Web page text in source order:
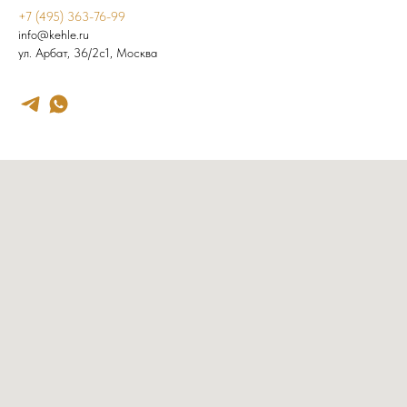
+7 (495) 363-76-99
info@kehle.ru
ул. Арбат, 36/2с1, Москва